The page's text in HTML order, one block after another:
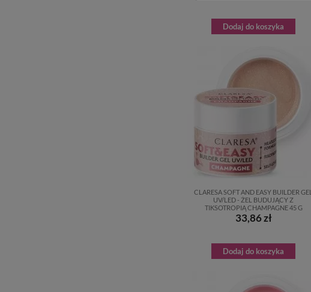
Dodaj do koszyka
CLARESA SOFT AND EASY BUILDER GEL
UV/LED - ŻEL BUDUJĄCY Z
TIKSOTROPIĄ CHAMPAGNE 45 G
33,86 zł
Dodaj do koszyka